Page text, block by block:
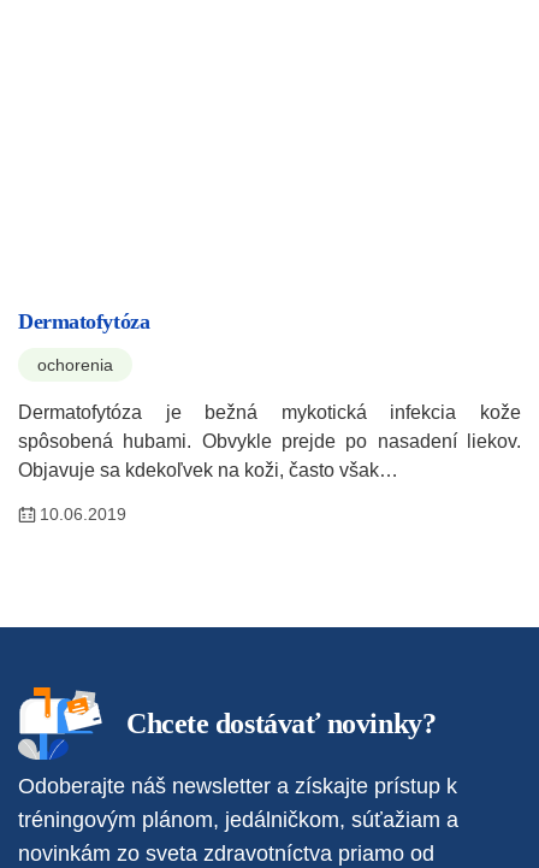
Dermatofytóza
ochorenia
Dermatofytóza je bežná mykotická infekcia kože
spôsobená hubami. Obvykle prejde po nasadení liekov.
Objavuje sa kdekoľvek na koži, často však…
10.06.2019
Chcete dostávať novinky?
Odoberajte náš newsletter a získajte prístup k
tréningovým plánom, jedálničkom, súťažiam a
novinkám zo sveta zdravotníctva priamo od